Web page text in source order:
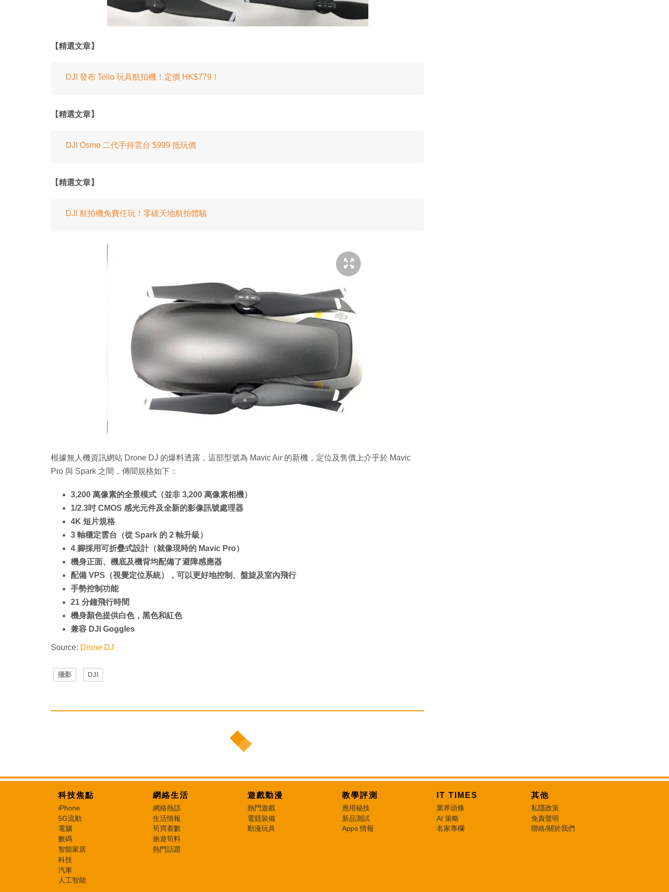
【精選文章】
DJI 發布 Tello 玩具航拍機！定價 HK$779！
【精選文章】
DJI Osmo 二代手持雲台 $999 抵玩價
【精選文章】
DJI 航拍機免費任玩！零碳天地航拍體驗
根據無人機資訊網站 Drone DJ 的爆料透露，這部型號為 Mavic Air 的新機，定位及售價上介乎於 Mavic
Pro 與 Spark 之間，傳聞規格如下：
3,200 萬像素的全景模式（並非 3,200 萬像素相機）
1/2.3吋 CMOS 感光元件及全新的影像訊號處理器
4K 短片規格
3 軸穩定雲台（從 Spark 的 2 軸升級）
4 腳採用可折疊式設計（就像現時的 Mavic Pro）
機身正面、機底及機背均配備了避障感應器
配備 VPS（視覺定位系統），可以更好地控制、盤旋及室內飛行
手勢控制功能
21 分鐘飛行時間
機身顏色提供白色，黑色和紅色
兼容 DJI Goggles
Source: Drone DJ
攝影 DJI
科技焦點
iPhone
5G流動
電腦
數碼
智能家居
科技
汽車
人工智能
網絡生活
網絡熱話
生活情報
筍買着數
旅遊筍料
熱門話題
遊戲動漫
熱門遊戲
電競裝備
動漫玩具
教學評測
應用秘技
新品測試
Apps 情報
IT TIMES
業界頭條
AI 策略
名家專欄
其他
私隱政策
免責聲明
聯絡/關於我們